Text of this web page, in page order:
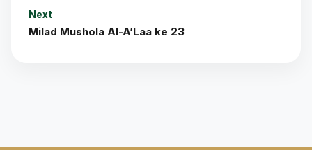
Next
Milad Mushola Al-A’Laa ke 23